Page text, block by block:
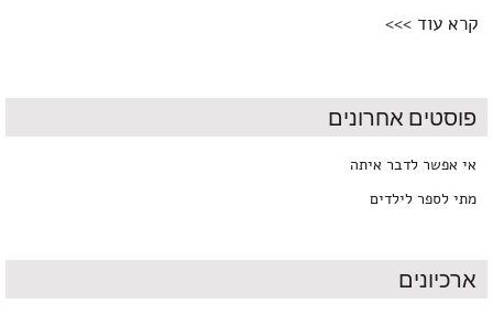
קרא עוד >>>
פוסטים אחרונים
אי אפשר לדבר איתה
מתי לספר לילדים
ארכיונים